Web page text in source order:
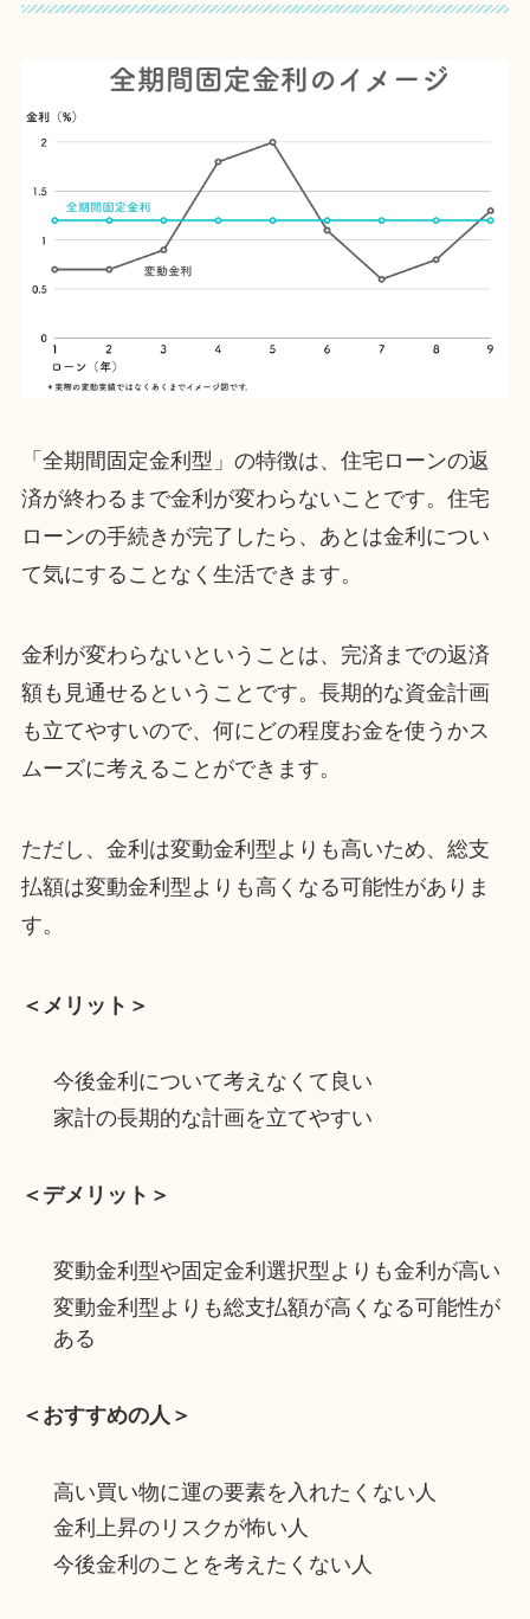
「全期間固定金利型」の特徴は、住宅ローンの返
済が終わるまで金利が変わらないことです。住宅
ローンの手続きが完了したら、あとは金利につい
て気にすることなく生活できます。
金利が変わらないということは、完済までの返済
額も見通せるということです。長期的な資金計画
も立てやすいので、何にどの程度お金を使うかス
ムーズに考えることができます。
ただし、金利は変動金利型よりも高いため、総支
払額は変動金利型よりも高くなる可能性がありま
す。
＜メリット＞
今後金利について考えなくて良い
家計の長期的な計画を立てやすい
＜デメリット＞
変動金利型や固定金利選択型よりも金利が高い
変動金利型よりも総支払額が高くなる可能性が
ある
＜おすすめの人＞
高い買い物に運の要素を入れたくない人
金利上昇のリスクが怖い人
今後金利のことを考えたくない人